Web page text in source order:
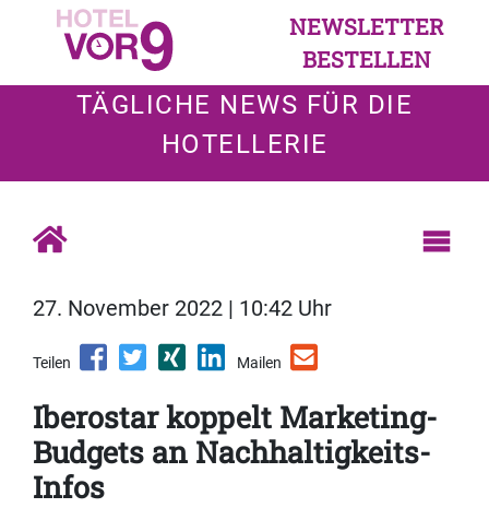
NEWSLETTER
BESTELLEN
TÄGLICHE NEWS FÜR DIE
HOTELLERIE
27. November 2022 | 10:42 Uhr
Teilen Mailen
Iberostar koppelt Marketing-
Budgets an Nachhaltigkeits-
Infos